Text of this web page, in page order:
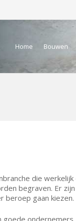
Home Bouwen
die werkelijk
begraven. Er
beroep gaan kiezen.